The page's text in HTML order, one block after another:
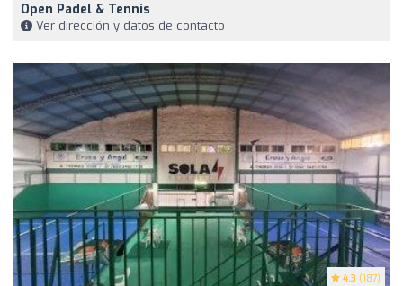
Open Padel & Tennis
Ver dirección y datos de contacto
4.3 (187)